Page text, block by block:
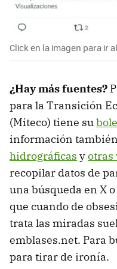
Click en la imagen para ir
¿Hay más fuentes?
para la Transición
(Miteco) tiene su
información
hidrográficas yotras
recopilar datos de
una búsqueda en X
que cuando de
trata las miradas
emblases.net. Para
para tirar de ironía.